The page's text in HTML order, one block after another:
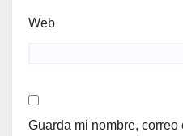
Web
Guarda mi nombre,